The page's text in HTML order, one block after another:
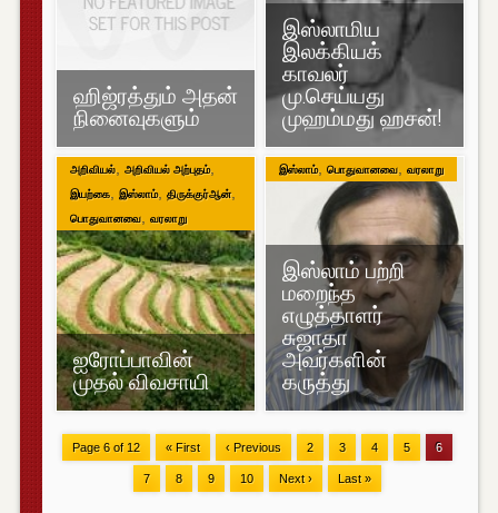
ஹிஜ்ரத்தும் அதன்
நினைவுகளும்
இஸ்லாமிய
இலக்கியக்
காவலர்
மு.செய்யது
முஹம்மது ஹசன்!
அறிவியல், அறிவியல் அற்புதம்,
இயற்கை, இஸ்லாம், திருக்குர்ஆன்,
பொதுவானவை, வரலாறு
ஐரோப்பாவின்
முதல் விவசாயி
இஸ்லாம், பொதுவானவை, வரலாறு
இஸ்லாம் பற்றி
மறைந்த
எழுத்தாளர்
சுஜாதா
அவர்களின்
கருத்து
Page 6 of 12 « First ‹ Previous 2 3 4 5 6
7 8 9 10 Next › Last »